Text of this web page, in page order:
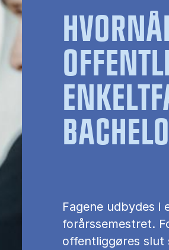
Fagene udbydes i
forårssemestret.
offentliggøres slut